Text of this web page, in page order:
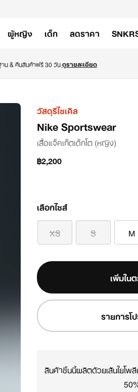
ผู้หญิง เด็ก ลดราคา
น & คืนสินค้าฟรี 30 วัน ดูรายละเอียด
รูป
วัสดุรีไซเคิล
Nike Sportswear
เสื้อแจ็คเก็ตเด็กโต (หญิง)
฿2,200
เลือกไซส์
XS S M
เพิ่มใน
รายการโ
สินค้าชิ้นนี้ผลิตด้วยเส้นใยโพ